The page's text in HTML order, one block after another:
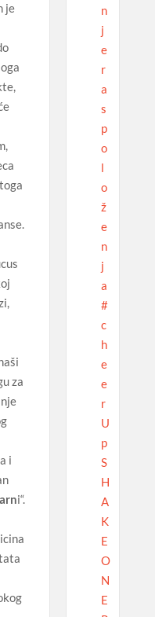
je
za
i
i“.
n
j
e
r
a
s
p
o
l
o
ž
e
n
j
a
#
c
h
e
e
r
U
p
S
H
A
K
E
O
N
E